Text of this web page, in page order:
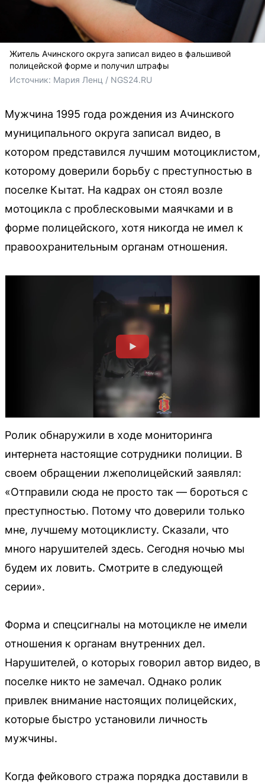
Житель Ачинского округа записал видео в фальшивой
полицейской форме и получил штрафы
Источник: Мария Ленц / NGS24.RU
Мужчина 1995 года рождения из Ачинского
муниципального округа записал видео, в
котором представился лучшим мотоциклистом,
которому доверили борьбу с преступностью в
поселке Кытат. На кадрах он стоял возле
мотоцикла с проблесковыми маячками и в
форме полицейского, хотя никогда не имел к
правоохранительным органам отношения.
Ролик обнаружили в ходе мониторинга
интернета настоящие сотрудники полиции. В
своем обращении лжеполицейский заявлял:
«Отправили сюда не просто так — бороться с
преступностью. Потому что доверили только
мне, лучшему мотоциклисту. Сказали, что
много нарушителей здесь. Сегодня ночью мы
будем их ловить. Смотрите в следующей
серии».
Форма и спецсигналы на мотоцикле не имели
отношения к органам внутренних дел.
Нарушителей, о которых говорил автор видео, в
поселке никто не замечал. Однако ролик
привлек внимание настоящих полицейских,
которые быстро установили личность
мужчины.
Когда фейкового стража порядка доставили в